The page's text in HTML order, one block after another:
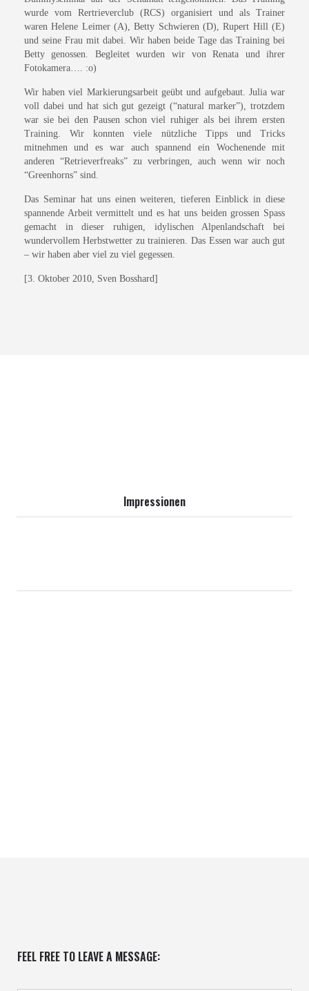
wurde vom Rertrieverclub (RCS) organisiert und als Trainer
waren Helene Leimer (A), Betty Schwieren (D), Rupert Hill (E)
und seine Frau mit dabei. Wir haben beide Tage das Training bei
Betty genossen. Begleitet wurden wir von Renata und ihrer
Fotokamera…. :o)
Wir haben viel Markierungsarbeit geübt und aufgebaut. Julia war
voll dabei und hat sich gut gezeigt (“natural marker”), trotzdem
war sie bei den Pausen schon viel ruhiger als bei ihrem ersten
Training. Wir konnten viele nützliche Tipps und Tricks
mitnehmen und es war auch spannend ein Wochenende mit
anderen “Retrieverfreaks” zu verbringen, auch wenn wir noch
“Greenhorns” sind.
Das Seminar hat uns einen weiteren, tieferen Einblick in diese
spannende Arbeit vermittelt und es hat uns beiden grossen Spass
gemacht in dieser ruhigen, idylischen Alpenlandschaft bei
wundervollem Herbstwetter zu trainieren. Das Essen war auch gut
– wir haben aber viel zu viel gegessen.
[3. Oktober 2010, Sven Bosshard]
Impressionen
FEEL FREE TO LEAVE A MESSAGE: